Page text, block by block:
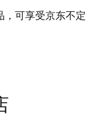
，可享受京东不定